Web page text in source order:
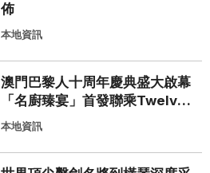
佈
本地資訊
澳門巴黎人十周年慶典盛大啟幕
「名廚臻宴」首發聯乘Twelve
25演繹極致法式風雅
本地資訊